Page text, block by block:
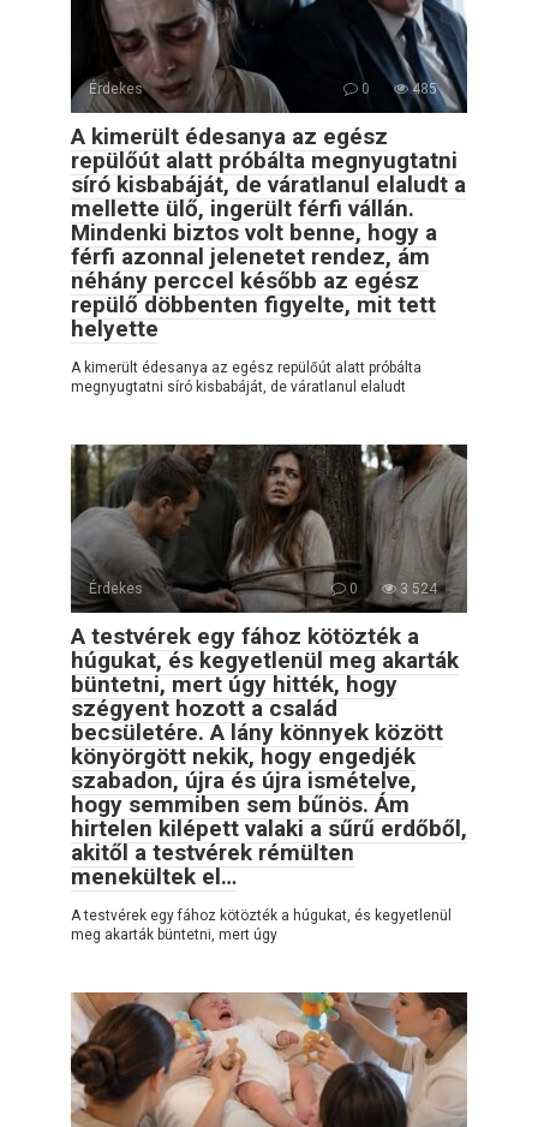
Érdekes 0 485
A kimerült édesanya az egész
repülőút alatt próbálta megnyugtatni
síró kisbabáját, de váratlanul elaludt a
mellette ülő, ingerült férfi vállán.
Mindenki biztos volt benne, hogy a
férfi azonnal jelenetet rendez, ám
néhány perccel később az egész
repülő döbbenten figyelte, mit tett
helyette
A kimerült édesanya az egész repülőút alatt próbálta
megnyugtatni síró kisbabáját, de váratlanul elaludt
Érdekes 0 3 524
A testvérek egy fához kötözték a
húgukat, és kegyetlenül meg akarták
büntetni, mert úgy hitték, hogy
szégyent hozott a család
becsületére. A lány könnyek között
könyörgött nekik, hogy engedjék
szabadon, újra és újra ismételve,
hogy semmiben sem bűnös. Ám
hirtelen kilépett valaki a sűrű erdőből,
akitől a testvérek rémülten
menekültek el…
A testvérek egy fához kötözték a húgukat, és kegyetlenül
meg akarták büntetni, mert úgy